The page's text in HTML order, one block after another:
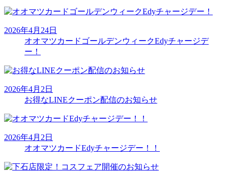
2026年4月24日
オオマツカードゴールデンウィークEdyチャージデ
ー！
2026年4月2日
お得なLINEクーポン配信のお知らせ
2026年4月2日
オオマツカードEdyチャージデー！！